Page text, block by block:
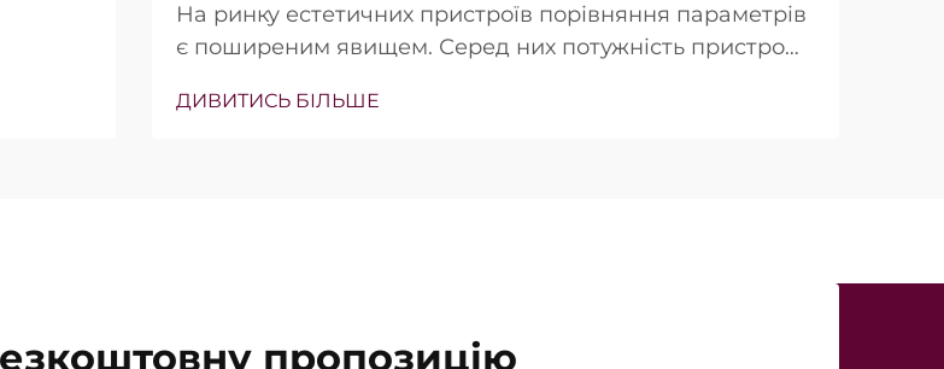
чи
На ринку естетичних пристроїв порівняння параметрів
є поширеним явищем. Серед них потужність пристрою
продажу. Однак з клінічної точки зору реальність дещо
ДИВИТИСЬ БІЛЬШЕ
пропозицію